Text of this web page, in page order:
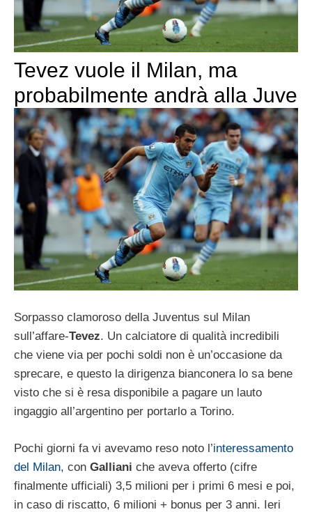
Tevez vuole il Milan, ma
probabilmente andrà alla Juve
Sorpasso clamoroso della Juventus sul Milan
sull’affare-Tevez. Un calciatore di qualità incredibili
che viene via per pochi soldi non è un’occasione da
sprecare, e questo la dirigenza bianconera lo sa bene
visto che si è resa disponibile a pagare un lauto
ingaggio all’argentino per portarlo a Torino.
Pochi giorni fa vi avevamo reso noto l’interessamento
del Milan, con Galliani che aveva offerto (cifre
finalmente ufficiali) 3,5 milioni per i primi 6 mesi e poi,
in caso di riscatto, 6 milioni + bonus per 3 anni. Ieri